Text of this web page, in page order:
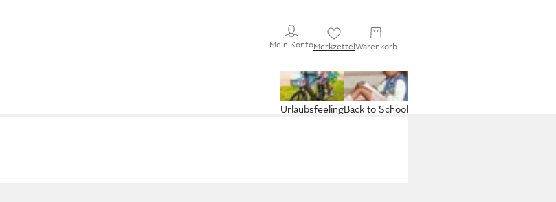
Mein KontoMerkzettelWarenkorb
Back to School
Urlaubsfeeling